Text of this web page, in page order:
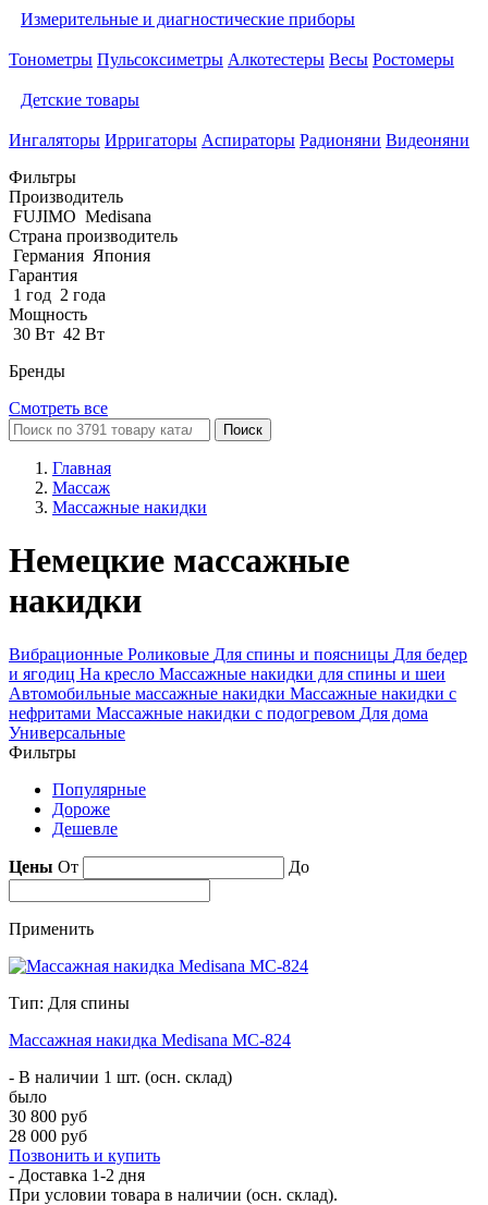
Измерительные и диагностические приборы
Тонометры Пульсоксиметры Алкотестеры Весы Ростомеры
Детские товары
Ингаляторы Ирригаторы Аспираторы Радионяни Видеоняни
Фильтры
Производитель
FUJIMO Medisana
Страна производитель
Германия Япония
Гарантия
1 год 2 года
Мощность
30 Вт 42 Вт
Бренды
Смотреть все
Поиск
Главная
Массаж
Массажные накидки
Немецкие массажные
накидки
Вибрационные Роликовые Для спины и поясницы Для бедер
и ягодиц На кресло Массажные накидки для спины и шеи
Автомобильные массажные накидки Массажные накидки с
нефритами Массажные накидки с подогревом Для дома
Универсальные
Фильтры
Популярные
Дороже
Дешевле
Цены От До
Применить
Тип: Для спины
Массажная накидка Medisana MC-824
- В наличии 1 шт. (осн. склад)
было
30 800 руб
28 000 руб
Позвонить и купить
- Доставка 1-2 дня
При условии товара в наличии (осн. склад).